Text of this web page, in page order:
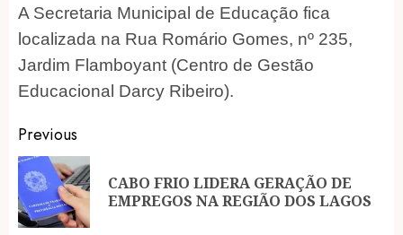
A Secretaria Municipal de Educação fica
localizada na Rua Romário Gomes, nº 235,
Jardim Flamboyant (Centro de Gestão
Educacional Darcy Ribeiro).
Post
navigation
Previous
CABO FRIO LIDERA GERAÇÃO DE
EMPREGOS NA REGIÃO DOS LAGOS